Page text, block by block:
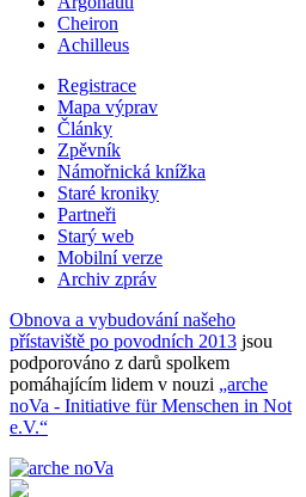
Cheiron
Achilleus
Registrace
Mapa výprav
Články
Zpěvník
Námořnická knížka
Staré kroniky
Partneři
Starý web
Mobilní verze
Archiv zpráv
Obnova a vybudování našeho
přístaviště po povodních 2013 jsou
podporováno z darů spolkem
pomáhajícím lidem v nouzi „arche
noVa - Initiative für Menschen in Not
e.V.“